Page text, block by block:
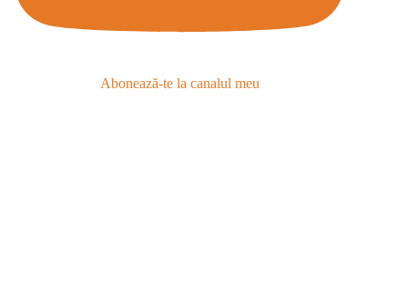
Abonează-te la canalul meu